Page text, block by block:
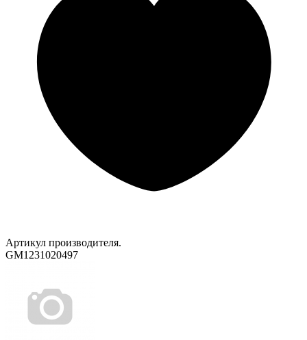
Артикул производителя.
GM1231020497